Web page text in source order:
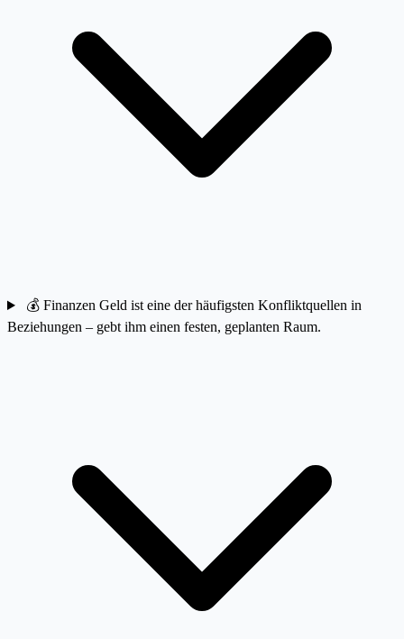
💰 Finanzen Geld ist eine der häufigsten Konfliktquellen in
Beziehungen – gebt ihm einen festen, geplanten Raum.